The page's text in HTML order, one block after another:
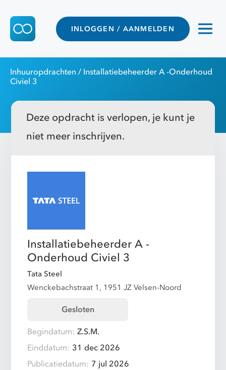
INLOGGEN / AANMELDEN
Inhuuropdrachten / Installatiebeheerder A -Onderhoud
Civiel 3
Deze opdracht is verlopen, je kunt je
niet meer inschrijven.
Installatiebeheerder A -
Onderhoud Civiel 3
Tata Steel
Wenckebachstraat 1, 1951 JZ Velsen-Noord
Gesloten
Begindatum: Z.S.M.
Einddatum: 31 dec 2026
Publicatiedatum: 7 jul 2026